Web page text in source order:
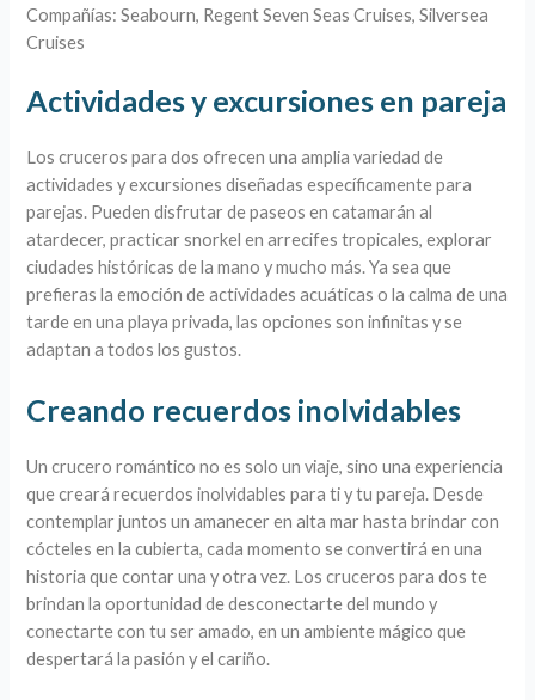
Compañías: Seabourn, Regent Seven Seas Cruises, Silversea
Cruises
Actividades y excursiones en pareja
Los cruceros para dos ofrecen una amplia variedad de
actividades y excursiones diseñadas específicamente para
parejas. Pueden disfrutar de paseos en catamarán al
atardecer, practicar snorkel en arrecifes tropicales, explorar
ciudades históricas de la mano y mucho más. Ya sea que
prefieras la emoción de actividades acuáticas o la calma de una
tarde en una playa privada, las opciones son infinitas y se
adaptan a todos los gustos.
Creando recuerdos inolvidables
Un crucero romántico no es solo un viaje, sino una experiencia
que creará recuerdos inolvidables para ti y tu pareja. Desde
contemplar juntos un amanecer en alta mar hasta brindar con
cócteles en la cubierta, cada momento se convertirá en una
historia que contar una y otra vez. Los cruceros para dos te
brindan la oportunidad de desconectarte del mundo y
conectarte con tu ser amado, en un ambiente mágico que
despertará la pasión y el cariño.